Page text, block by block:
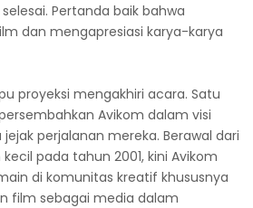
Pertanda baik bahwa
dan mengapresiasi karya-karya
proyeksi mengakhiri acara. Satu
Avikom dalam visi
perjalanan mereka. Berawal dari
pada tahun 2001, kini Avikom
di komunitas kreatif khususnya
film sebagai media dalam